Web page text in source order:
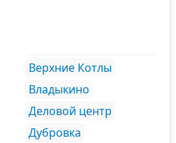
Верхние Котлы
Владыкино
Деловой центр
Дубровка